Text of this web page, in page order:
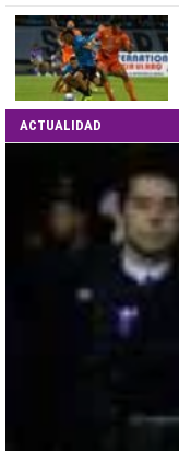
ACTUALIDAD